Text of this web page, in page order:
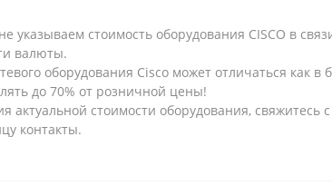
указываем стоимость оборудования CISCO в
валюты.
оборудования Cisco может отличаться как
до 70% от розничной цены!
актуальной стоимости оборудования,
контакты.